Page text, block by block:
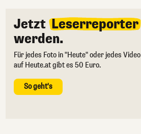
Jetzt Leserreporter
werden.
Für jedes Foto in "Heute" oder jedes Video
auf Heute.at gibt es 50 Euro.
So geht's